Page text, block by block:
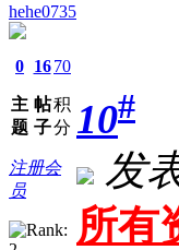
hehe0735
0
主
题
16
帖
子
70
积
分
注册会
员
10#
发
所有